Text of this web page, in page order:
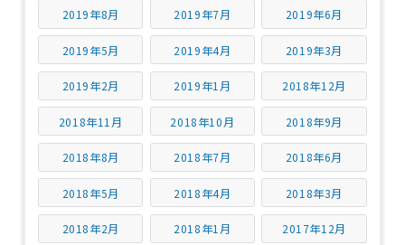
2019年8月 2019年7月 2019年6月
2019年5月 2019年4月 2019年3月
2019年2月 2019年1月 2018年12月
2018年11月 2018年10月 2018年9月
2018年8月 2018年7月 2018年6月
2018年5月 2018年4月 2018年3月
2018年2月 2018年1月 2017年12月